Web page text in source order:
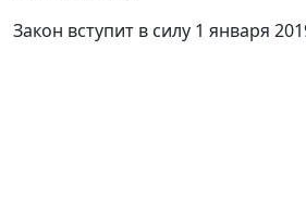
Закон вступит в силу 1 января